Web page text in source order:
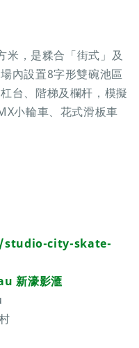
米，是糅合「街式」及
內設置8字形雙碗池區
台、階梯及欄杆，模擬
小輪車、花式滑板車
city-skate-
新濠影滙